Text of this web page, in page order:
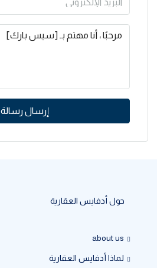
إرسال رسالة
حول أدفايس العقارية
about us
لماذا أدفايس العقارية